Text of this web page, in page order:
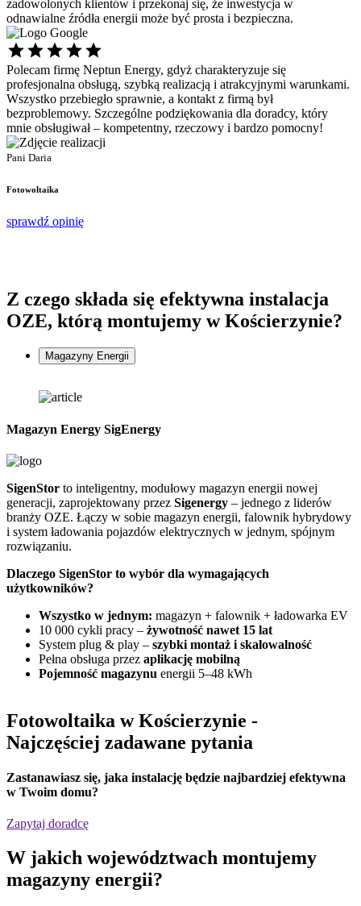
zadowolonych klientów i przekonaj się, że inwestycja w
odnawialne źródła energii może być prosta i bezpieczna.
Polecam firmę Neptun Energy, gdyż charakteryzuje się
profesjonalna obsługą, szybką realizacją i atrakcyjnymi warunkami.
Wszystko przebiegło sprawnie, a kontakt z firmą był
bezproblemowy. Szczególne podziękowania dla doradcy, który
mnie obsługiwał – kompetentny, rzeczowy i bardzo pomocny!
Pani Daria
Fotowoltaika
sprawdź opinię
Z czego składa się efektywna instalacja
OZE, którą montujemy w Kościerzynie?
Magazyny Energii
Magazyn Energy SigEnergy
SigenStor to inteligentny, modułowy magazyn energii nowej
generacji, zaprojektowany przez Sigenergy – jednego z liderów
branży OZE. Łączy w sobie magazyn energii, falownik hybrydowy
i system ładowania pojazdów elektrycznych w jednym, spójnym
rozwiązaniu.
Dlaczego SigenStor to wybór dla wymagających
użytkowników?
Wszystko w jednym: magazyn + falownik + ładowarka EV
10 000 cykli pracy – żywotność nawet 15 lat
System plug & play – szybki montaż i skalowalność
Pełna obsługa przez aplikację mobilną
Pojemność magazynu energii 5–48 kWh
Fotowoltaika w Kościerzynie -
Najczęściej zadawane pytania
Zastanawiasz się, jaka instalację będzie najbardziej efektywna
w Twoim domu?
Zapytaj doradcę
W jakich województwach montujemy
magazyny energii?